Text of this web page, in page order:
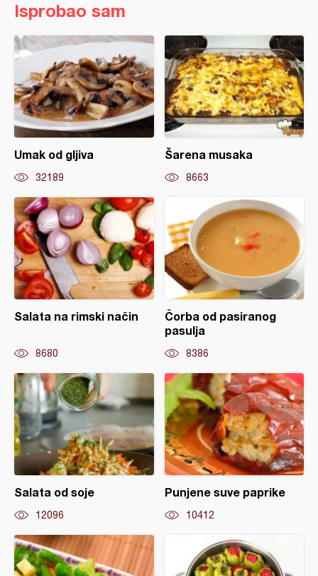
Isprobao sam
Umak od gljiva
32189
Šarena musaka
8663
Salata na rimski način
8680
Čorba od pasiranog
pasulja
8386
Salata od soje
12096
Punjene suve paprike
10412